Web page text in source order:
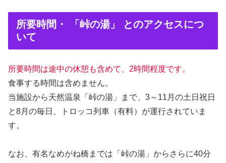
所要時間・ 「峠の湯」 とのアクセスにつ
いて
所要時間は途中の休憩も含めて、2時間程度です。
食事する時間は含めません。
当施設から天然温泉「峠の湯」まで、3～11月の土日祝日
と8月の毎日、トロッコ列車（有料）が運行されていま
す。
なお、有名なめがね橋までは「峠の湯」からさらに40分